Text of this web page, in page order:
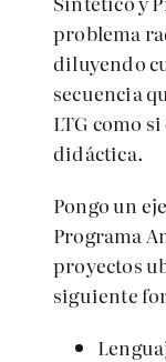
problema
diluyendo
secuencia
LTG como
didáctica.
Pongo un
Programa
proyectos
siguiente